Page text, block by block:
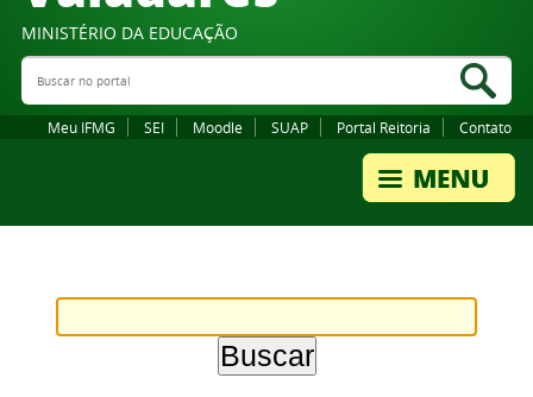
MINISTÉRIO DA EDUCAÇÃO
Buscar no portal
Meu IFMG SEI Moodle SUAP Portal Reitoria Contato